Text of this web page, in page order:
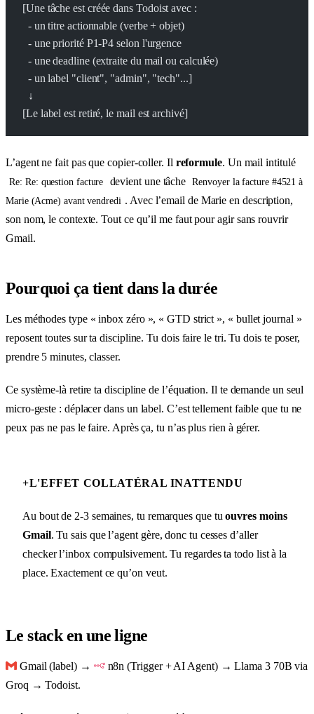
[Une tâche est créée dans Todoist avec :
  - un titre actionnable (verbe + objet)
  - une priorité P1-P4 selon l'urgence
  - une deadline (extraite du mail ou calculée)
  - un label "client", "admin", "tech"...]
  ↓
[Le label est retiré, le mail est archivé]
L’agent ne fait pas que copier-coller. Il reformule. Un mail intitulé
Re: Re: question facture devient une tâche
Renvoyer la facture #4521 à
Marie (Acme) avant vendredi . Avec l’email de Marie en description,
son nom, le contexte. Tout ce qu’il me faut pour agir sans rouvrir
Gmail.
Pourquoi ça tient dans la durée
Les méthodes type « inbox zéro », « GTD strict », « bullet journal »
reposent toutes sur ta discipline. Tu dois faire le tri. Tu dois te poser,
prendre 5 minutes, classer.
Ce système-là retire ta discipline de l’équation. Il te demande un seul
micro-geste : déplacer dans un label. C’est tellement faible que tu ne
peux pas ne pas le faire. Après ça, tu n’as plus rien à gérer.
+L'EFFET COLLATÉRAL INATTENDU
Au bout de 2-3 semaines, tu remarques que tuouvres moins
Gmail. Tu sais que l’agent gère, donc tu cesses d’aller
checker l’inbox compulsivement. Tu regardes ta todo list à la
place. Exactement ce qu’on veut.
Le stack en une ligne
Gmail (label) →
n8n (Trigger + AI Agent) → Llama 3 70B via
Groq → Todoist.